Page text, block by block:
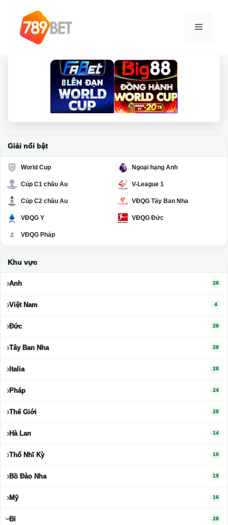
Menu
Giải nổi bật
World Cup Ngoại hạng Anh
Cúp C1 châu Âu V-League 1
Cúp C2 châu Âu VĐQG Tây Ban Nha
VĐQG Ý VĐQG Đức
VĐQG Pháp
Khu vực
Anh 28
Việt Nam 4
Đức 28
Tây Ban Nha 28
Italia 28
Pháp 24
Thế Giới 28
Hà Lan 14
Thổ Nhĩ Kỳ 10
Bồ Đào Nha 19
Mỹ 16
Bỉ 28